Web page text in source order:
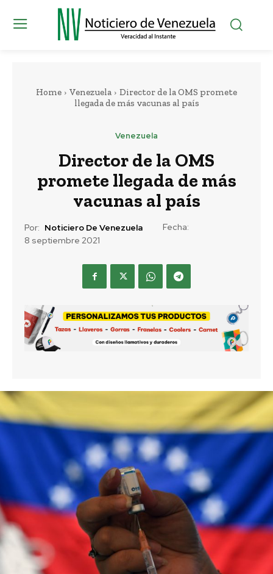
Home Venezuela
Director de la OMS promete
llegada de más vacunas al país
Venezuela
Director de la OMS
promete llegada de más
vacunas al país
Por: Noticiero De Venezuela
Fecha:
8 septiembre 2021